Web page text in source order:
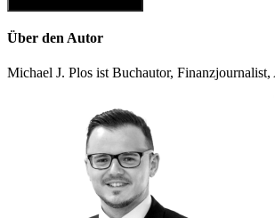
Über den Autor
Michael J. Plos ist Buchautor,